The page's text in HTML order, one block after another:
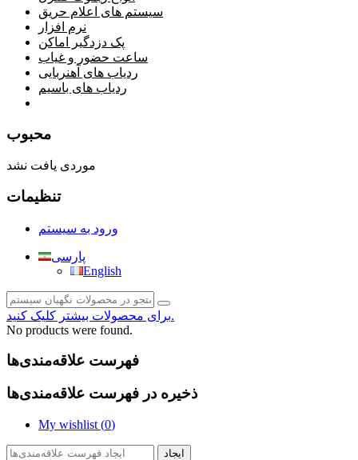
سیستم های اعلام حریق
نرم افزار
پک دزدگیر اماکن
ساعت حضور و غیاب
ردیاب های آهنربایی
ردیاب های باسیم
محبوب
موردی یافت نشد
تنظیمات
ورود به سیستم
پارسی
English
برای محصولات بیشتر کلیک کنید.
No products were found.
فهرست علاقه‌مندی‌ها
ذخیره در فهرست علاقه‌مندی‌ها
My wishlist (0)
ایجاد